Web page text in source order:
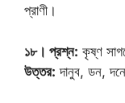
প্রাণী।
১৮। প্রশ্ন: কৃষ্ণ
উত্তর: দানুব, ডন,